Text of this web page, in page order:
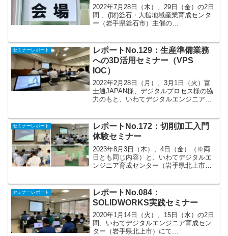
2022年7月28日（木）、29日（金）の2日
間 、(財)釜石・大槌地域産業育成センタ
ー（岩手県釜石市）主催の
クス）は、コンシューマー製品や医療機
器、産業...
セミナーレポート
レポートNo.129：生産準備業務
への3D活用セミナー（VPS
IOC）
2022年2月28日（月）、3月1日（火）富
士通JAPAN様、デジタルプロセス様の協
力のもと、いわてデジタルエンジニア育
カを使った制御プログラムのバーチャル
デバックを...
セミナーレポート
レポートNo.172：切削加工入門
体験セミナー
2023年8月3日（木）、4日（金）（※両
日とも同じ内容）と、いわてデジタルエ
ンジニア育成センター（岩手県北上市）
きしまして、3DCAD/CAMソフトウェア
「Fus...
セミナーレポート
レポートNo.084：
SOLIDWORKS実践セミナー
2020年1月14日（火）、15日（水）の2日
間、いわてデジタルエンジニア育成セン
ター（岩手県北上市）にて